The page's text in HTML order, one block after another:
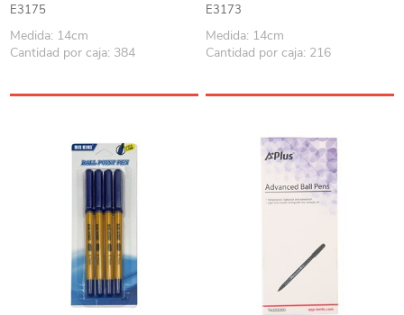
E3175
Medida: 14cm
Cantidad por caja: 384
E3173
Medida: 14cm
Cantidad por caja: 216